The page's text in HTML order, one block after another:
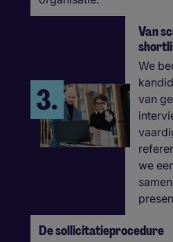
3.
Van
We
van
we
De sollicitatieprocedure